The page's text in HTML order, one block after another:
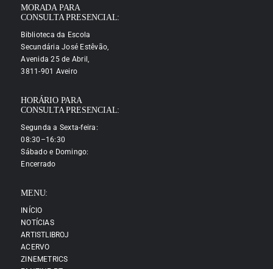
MORADA PARA
CONSULTA PRESENCIAL:
Biblioteca da Escola
Secundária José Estêvão,
Avenida 25 de Abril,
3811-901 Aveiro
HORÁRIO PARA
CONSULTA PRESENCIAL:
Segunda a Sexta-feira:
08:30–16:30
Sábado e Domingo:
Encerrado
MENU:
INÍCIO
NOTÍCIAS
ARTISTLIBROJ
ACERVO
ZINEMETRICS